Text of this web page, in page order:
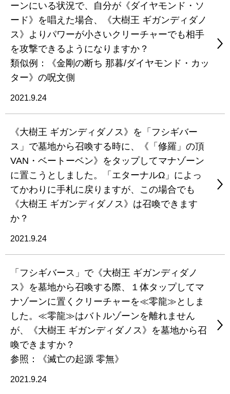
ーンにいる状況で、自分が《ダイヤモンド・ソ
ード》を唱えた場合、《大樹王 ギガンディダノ
ス》よりパワーが小さいクリーチャーでも相手
を攻撃できるようになりますか？
類似例：《金剛の断ち 那暮/ダイヤモンド・カッ
ター》の呪文側
2021.9.24
《大樹王 ギガンディダノス》を「フシギバー
ス」で墓地から召喚する時に、《「修羅」の頂
VAN・ベートーベン》をタップしてマナゾーン
に置こうとしました。「エターナルΩ」によっ
てかわりに手札に戻りますが、この場合でも
《大樹王 ギガンディダノス》は召喚できます
か？
2021.9.24
「フシギバース」で《大樹王 ギガンディダノ
ス》を墓地から召喚する際、１体タップしてマ
ナゾーンに置くクリーチャーを≪零龍≫としま
した。≪零龍≫はバトルゾーンを離れません
が、《大樹王 ギガンディダノス》を墓地から召
喚できますか？
参照：《滅亡の起源 零無》
2021.9.24